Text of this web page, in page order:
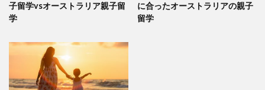
子留学vsオーストラリア親子留
学
に合ったオーストラリアの親子
留学